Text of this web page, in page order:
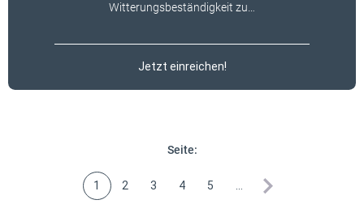
Witterungsbeständigkeit zu…
Jetzt einreichen!
Seite:
1 2 3 4 5